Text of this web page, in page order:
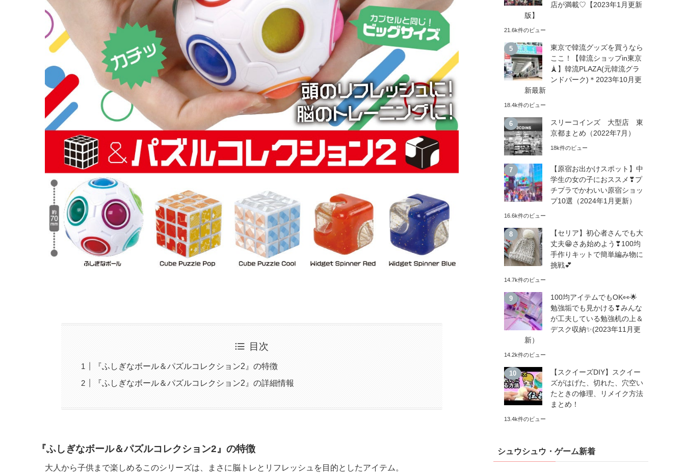
目次
『ふしぎなボール＆パズルコレクション2』の特徴
『ふしぎなボール＆パズルコレクション2』の詳細情報
『ふしぎなボール＆パズルコレクション2』の特徴
大人から子供まで楽しめるこのシリーズは、まさに脳トレとリフレッシュを目的としたアイテム。
店が満載♡【2023年1月更新
版】
21.6k件のビュー
東京で韓流グッズを買うなら
ここ！【韓流ショップin東京
🗼】韓流PLAZA(元韓流グラ
ンドパーク)＊2023年10月更
新最新
18.4k件のビュー
スリーコインズ 大型店 東
京都まとめ（2022年7月）
18k件のビュー
【原宿お出かけスポット】中
学生の女の子におススメ❣プ
チプラでかわいい原宿ショッ
プ10選（2024年1月更新）
16.6k件のビュー
【セリア】初心者さんでも大
丈夫😁さあ始めよう❣100均
手作りキットで簡単編み物に
挑戦💕
14.7k件のビュー
100均アイテムでもOK👀🌟
勉強垢でも見かける❣みんな
が工夫している勉強机の上＆
デスク収納✨(2023年11月更
新）
14.2k件のビュー
【スクイーズDIY】スクイー
ズがはげた、切れた、穴空い
たときの修理、リメイク方法
まとめ！
13.4k件のビュー
シュウシュウ・ゲーム新着